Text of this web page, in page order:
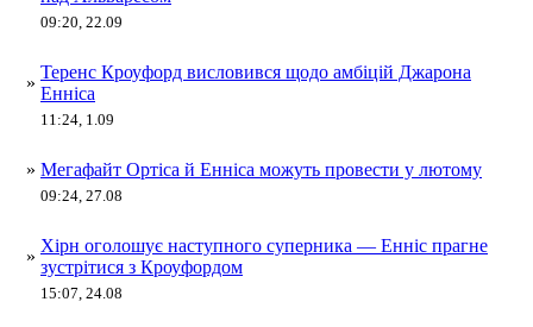
09:20, 22.09
»
Теренс Кроуфорд висловився щодо амбіцій Джарона
Енніса
11:24, 1.09
» Мегафайт Ортіса й Енніса можуть провести у лютому
09:24, 27.08
»
Хірн оголошує наступного суперника — Енніс прагне
зустрітися з Кроуфордом
15:07, 24.08